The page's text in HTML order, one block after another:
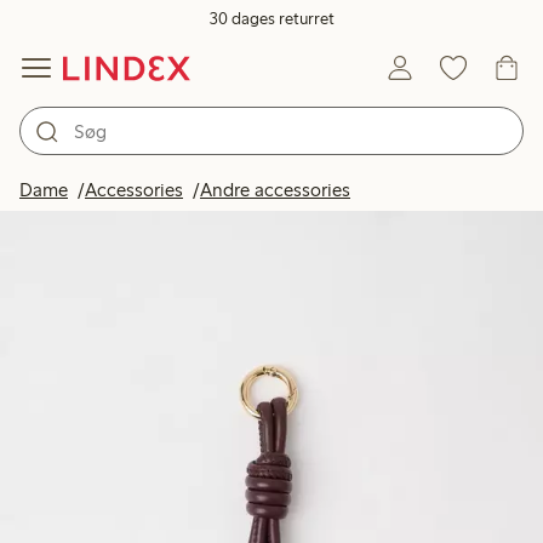
30 dages returret
Dame Accessories Andre accessories